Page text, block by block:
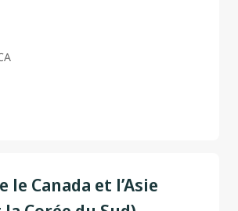
le Canada et l’Asie